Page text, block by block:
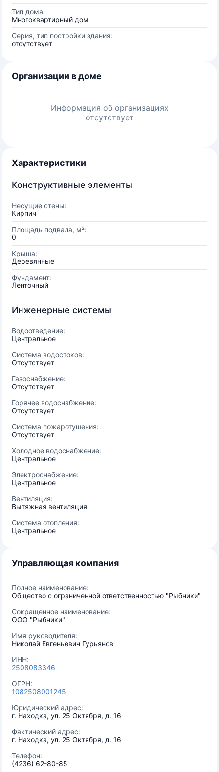
Тип дома:
Многоквартирный дом
Серия, тип постройки здания:
отсутствует
Организации в доме
Информация об организациях
отсутствует
Характеристики
Конструктивные элементы
Несущие стены:
Кирпич
Площадь подвала, м²:
0
Крыша:
Деревянные
Фундамент:
Ленточный
Инженерные системы
Водоотведение:
Центральное
Система водостоков:
Отсутствует
Газоснабжение:
Отсутствует
Горячее водоснабжение:
Отсутствует
Система пожаротушения:
Отсутствует
Холодное водоснабжение:
Центральное
Электроснабжение:
Центральное
Вентиляция:
Вытяжная вентиляция
Система отопления:
Центральное
Управляющая компания
Полное наименование:
Общество с ограниченной ответственностью "Рыбники"
Сокращенное наименование:
ООО "Рыбники"
Имя руководителя:
Николай Евгеньевич Гурьянов
ИНН:
2508083346
ОГРН:
1082508001245
Юридический адрес:
г. Находка, ул. 25 Октября, д. 16
Фактический адрес:
г. Находка, ул. 25 Октября, д. 16
Телефон:
(4236) 62-80-85